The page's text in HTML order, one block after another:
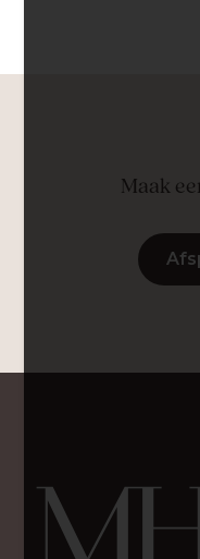
Maak